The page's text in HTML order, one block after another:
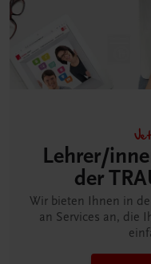
Lehrer/
der
Wir bieten Ihnen in
an Services an, die